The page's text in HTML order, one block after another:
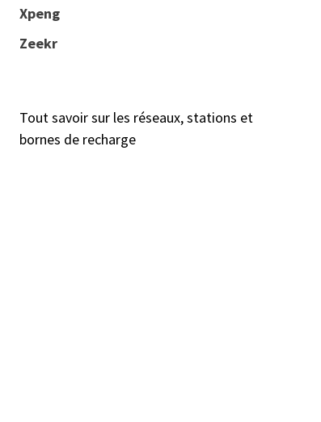
Xpeng
Zeekr
Tout savoir sur les réseaux, stations et
bornes de recharge